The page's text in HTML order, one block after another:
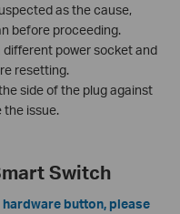
as the cause,
before proceeding.
different power socket and
resetting.
side of the plug against
the issue.
Switch
button, please